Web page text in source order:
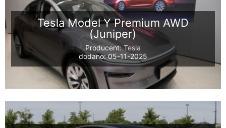
Tesla Model Y Premium AWD
(Juniper)
Producent:Tesla
dodano: 05-11-2025